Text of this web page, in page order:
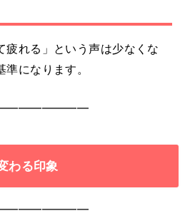
疲れる」という声は少なくな
準になります。
わる印象